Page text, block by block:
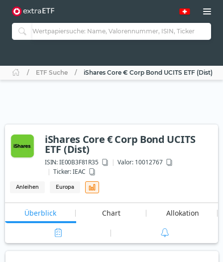
ETF Suche iShares Core € Corp Bond UCITS ETF (Dist)
iShares Core € Corp Bond UCITS
ETF (Dist)
ISIN:IE00B3F81R35
Valor: 10012767
Ticker:IEAC
Anleihen Europa
Überblick Chart Allokation